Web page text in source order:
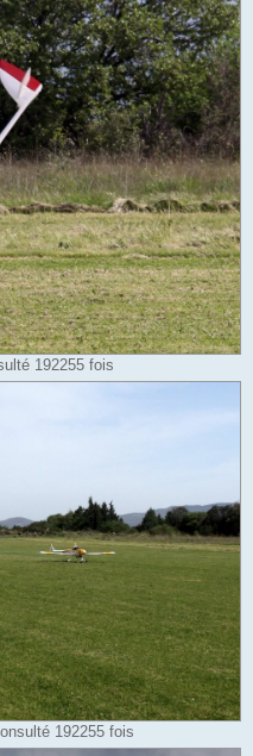
192255 fois
192255 fois